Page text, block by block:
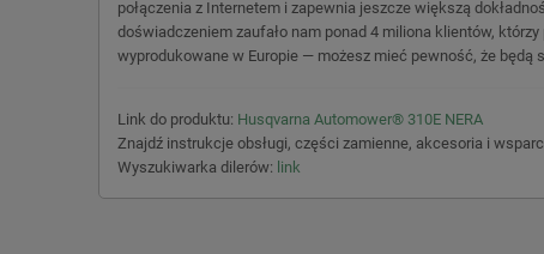
połączenia z Internetem i zapewnia jeszcze większą
doświadczeniem zaufało nam ponad 4 miliona klientów,
wyprodukowane w Europie — możesz mieć pewność, że będą
Link do produktu: Husqvarna Automower® 310E NERA
Znajdź instrukcje obsługi, części zamienne, akcesoria i
Wyszukiwarka dilerów: link